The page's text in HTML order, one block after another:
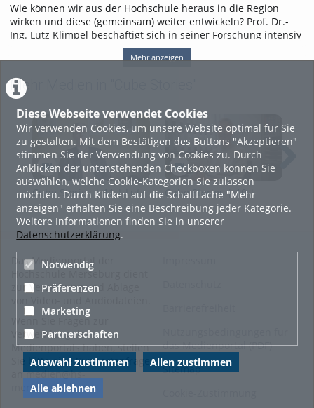
Diese Webseite verwendet Cookies
Wir verwenden Cookies, um unsere Website optimal für Sie
zu gestalten. Mit dem Bestätigen des Buttons "Akzeptieren"
stimmen Sie der Verwendung von Cookies zu. Durch
Anklicken der untenstehenden Checkboxen können Sie
auswählen, welche Cookie-Kategorien Sie zulassen
möchten. Durch Klicken auf die Schaltfläche "Mehr
anzeigen" erhalten Sie eine Beschreibung jeder Kategorie.
Weitere Informationen finden Sie in unserer
Datenschutzerklärung.
Notwendig
Präferenzen
Marketing
Partnerschaften
Auswahl zustimmen
Allen zustimmen
Alle ablehnen
Wie können wir aus der Hochschule heraus in die Region
wirken und diese (gemeinsam) weiter entwickeln? Prof. Dr.-
Ing. Lutz Klimpel beschäftigt sich in seiner Forschung intensiv
mit den Themen Digitalisierung und Regionalentwicklung
sowie Innovation und Organisation.
Dabei ist er als agiler Netzwerker in zahlreiche Projekte
involviert und erforscht und unterstützt in diesem
Zuusammenhang u.a. Digitalisierungsbestrebungen von
(Klein-)Städten sowie mittelständischen Unternehmen.
Was das genau bedeutet, woran er darüber hinaus noch
forscht und ob Digitalisierung für ihn auch privat ein Thema
ist, das erfahren Sie in unseren Cube Stories.
Tags:
cubestories interviews wissenstransfer transfer wissenschaft science
Kategorien:
Wirtschaftswissenschaften
und
Informationswissenschaften
Campusleben,Forschen
Mehr anzeigen
Mehr Medien in "Cube Stories"
Cube Stories | 11 | Lutz
Klimpel
Cube Stories | 10 |
Christoph Wünsch
Das Medienportal der
Hochschule Merseburg dient
zur Verwaltung und Ablage
Wenn Sie Fragen zur
Verwendung des
Medienportals haben, stellen
Sie bitte eine Supportanfrage
anmedien@hs-
merseburg.de.
das Medienportal (PDF)
Sitemap